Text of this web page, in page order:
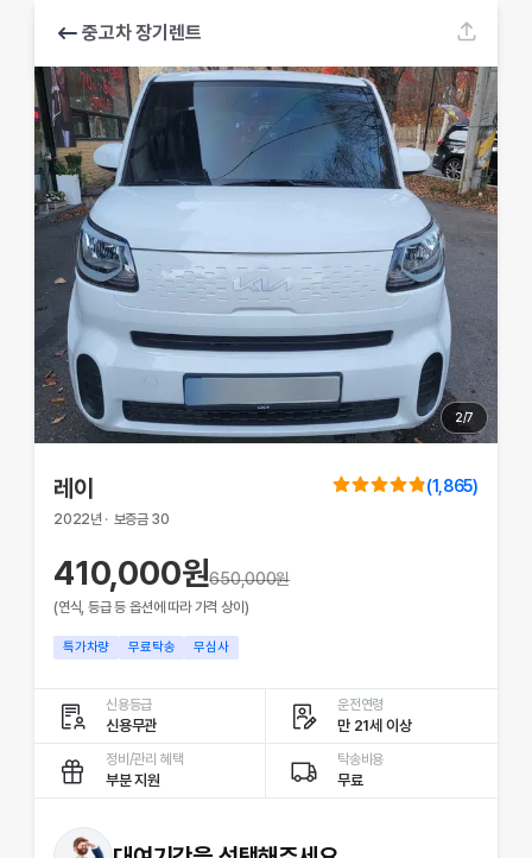
중고차 장기렌트
2/7
레이 (1,865)
2022년 · 보증금 30
410,000원650,000원
(연식, 등급 등 옵션에 따라 가격 상이)
특가차량 무료탁송 무심사
신용등급
신용무관
운전연령
만 21세 이상
정비/관리 혜택
부분 지원
탁송비용
무료